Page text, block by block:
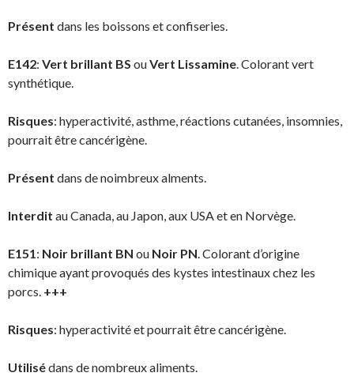
Présent dans les boissons et confiseries.
E142: Vert brillant BS ouVert Lissamine. Colorant vert
synthétique.
Risques: hyperactivité, asthme, réactions cutanées, insomnies,
pourrait être cancérigène.
Présent dans de noimbreux alments.
Interdit au Canada, au Japon, aux USA et en Norvège.
E151: Noir brillant BN ou Noir PN. Colorant d’origine
chimique ayant provoqués des kystes intestinaux chez les
porcs. +++
Risques: hyperactivité et pourrait être cancérigène.
Utilisédans de nombreux aliments.